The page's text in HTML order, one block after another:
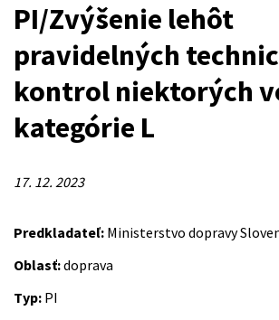
PI/Zvýšenie lehôt
pravidelných
kontrol niektorých
kategórie L
17. 12. 2023
Predkladateľ: Ministerstvo dopravy
Oblasť:doprava
Typ: PI